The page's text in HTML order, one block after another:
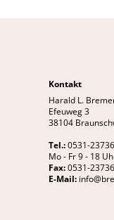
Kontakt
Harald L.
Efeuweg 3
38104
Tel.:0531-
Mo - Fr 9 - 18
Fax:0531-
E-Mail: